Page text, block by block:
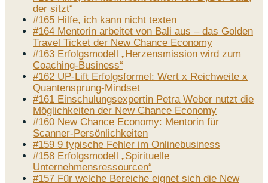
der sitzt“
#165 Hilfe, ich kann nicht texten
#164 Mentorin arbeitet von Bali aus – das Golden
Travel Ticket der New Chance Economy
#163 Erfolgsmodell „Herzensmission wird zum
Coaching-Business“
#162 UP-Lift Erfolgsformel: Wert x Reichweite x
Quantensprung-Mindset
#161 Einschulungsexpertin Petra Weber nutzt die
Möglichkeiten der New Chance Economy
#160 New Chance Economy: Mentorin für
Scanner-Persönlichkeiten
#159 9 typische Fehler im Onlinebusiness
#158 Erfolgsmodell „Spirituelle
Unternehmensressourcen“
#157 Für welche Bereiche eignet sich die New